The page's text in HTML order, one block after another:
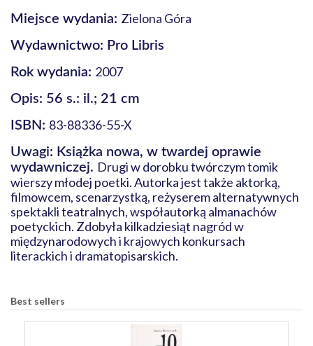
Miejsce wydania: Zielona Góra
Wydawnictwo: Pro Libris
Rok wydania: 2007
Opis: 56 s.: il.; 21 cm
ISBN: 83-88336-55-X
Uwagi: Książka nowa, w twardej oprawie
wydawniczej. Drugi w dorobku twórczym tomik
wierszy młodej poetki. Autorka jest także aktorką,
filmowcem, scenarzystką, reżyserem alternatywnych
spektakli teatralnych, współautorką almanachów
poetyckich. Zdobyła kilkadziesiąt nagród w
międzynarodowych i krajowych konkursach
literackich i dramatopisarskich.
Best sellers